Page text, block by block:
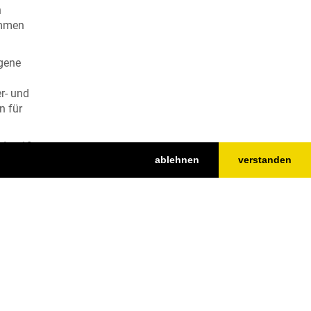
ablehnen verstanden
und
für
19.